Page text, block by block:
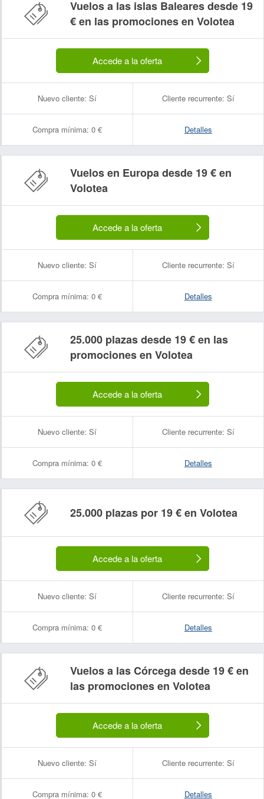
Vuelos a las islas Baleares desde 19
€ en las promociones en Volotea
Accede a la oferta
Nuevo cliente: Sí Cliente recurrente: Sí
Compra mínima: 0 € Detalles
Vuelos en Europa desde 19 € en
Volotea
Accede a la oferta
Nuevo cliente: Sí Cliente recurrente: Sí
Compra mínima: 0 € Detalles
25.000 plazas desde 19 € en las
promociones en Volotea
Accede a la oferta
Nuevo cliente: Sí Cliente recurrente: Sí
Compra mínima: 0 € Detalles
25.000 plazas por 19 € en Volotea
Accede a la oferta
Nuevo cliente: Sí Cliente recurrente: Sí
Compra mínima: 0 € Detalles
Vuelos a las Córcega desde 19 € en
las promociones en Volotea
Accede a la oferta
Nuevo cliente: Sí Cliente recurrente: Sí
Compra mínima: 0 € Detalles
Nombre:
Correo electrónico: